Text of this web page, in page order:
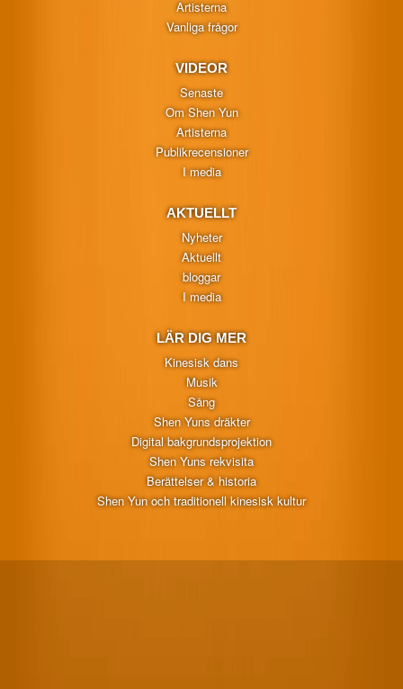
Artisterna
Vanliga frågor
VIDEOR
Senaste
Om Shen Yun
Artisterna
Publikrecensioner
I media
AKTUELLT
Nyheter
Aktuellt
bloggar
I media
LÄR DIG MER
Kinesisk dans
Musik
Sång
Shen Yuns dräkter
Digital bakgrundsprojektion
Shen Yuns rekvisita
Berättelser & historia
Shen Yun och traditionell kinesisk kultur